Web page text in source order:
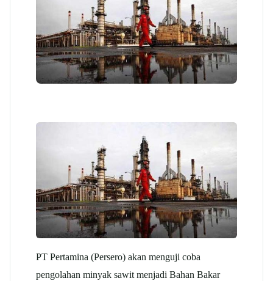
PT Pertamina (Persero) akan menguji coba
pengolahan minyak sawit menjadi Bahan Bakar